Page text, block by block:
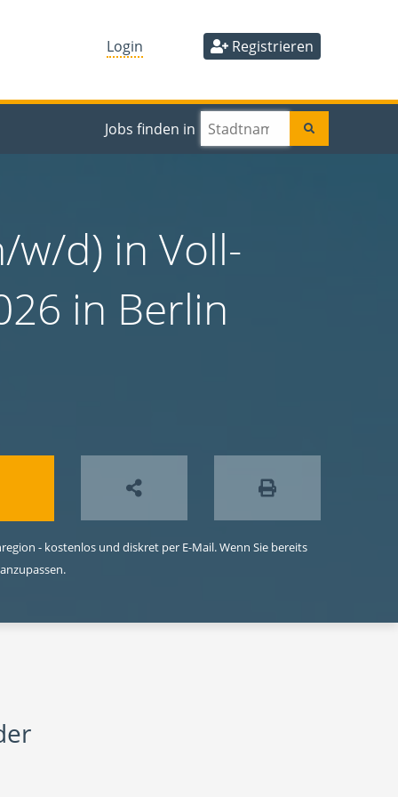
Login Registrieren
Jobs finden in
w/d) in Voll-
in Berlin
- kostenlos und diskret per E-Mail. Wenn Sie bereits